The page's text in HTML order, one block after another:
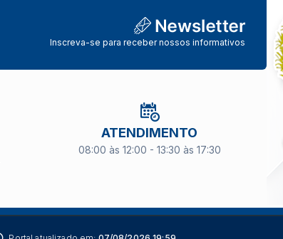
Inscreva-se para receber nossos informativos
ATENDIMENTO
08:00 às 12:00 - 13:30 às 17:30